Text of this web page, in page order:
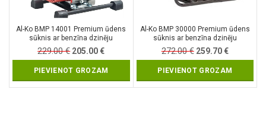
Al-Ko BMP 14001 Premium ūdens
sūknis ar benzīna dzinēju
229.00€ Original
price
was:
229.00 €.
205.00€Current
price
is:
205.00 €.
PIEVIENOT GROZAM
Al-Ko BMP 30000 Premium ūdens
sūknis ar benzīna dzinēju
272.00€ Original
price
was:
272.00 €.
259.70€Current
price
is:
259.70 €.
PIEVIENOT GROZAM